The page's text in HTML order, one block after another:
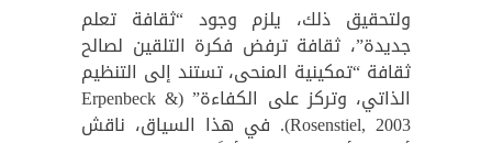
ولتحقيق ذلك، يلزم وجود “ثقافة تعلم
جديدة”، ثقافة ترفض فكرة التلقين لصالح
ثقافة “تمكينية المنحى، تستند إلى التنظيم
الذاتي، وتركز على الكفاءة” (Erpenbeck &
Rosenstiel, 2003). في هذا السياق، ناقش